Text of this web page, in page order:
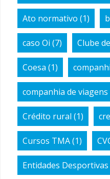
Ato normativo (1)
caso Oi (7) Clube
Coesa (1)
companhia de viagens
Crédito rural (1)
Cursos TMA(1)
Entidades Desportivas